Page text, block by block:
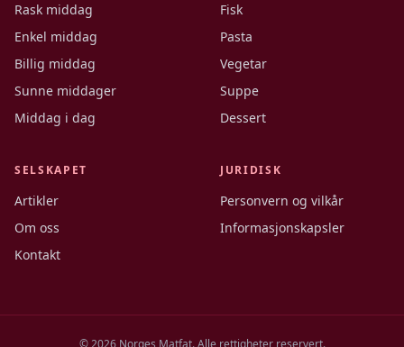
Rask middag
Enkel middag
Billig middag
Sunne middager
Middag i dag
Fisk
Pasta
Vegetar
Suppe
Dessert
SELSKAPET
Artikler
Om oss
Kontakt
JURIDISK
Personvern og vilkår
Informasjonskapsler
© 2026Norges Matfat. Alle rettigheter reservert.